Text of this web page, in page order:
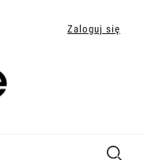
Zaloguj się